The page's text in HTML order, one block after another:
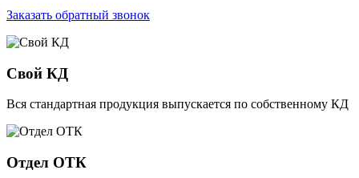
Заказать обратный звонок
Свой КД
Вся стандартная продукция выпускается по собственному КД
Отдел ОТК